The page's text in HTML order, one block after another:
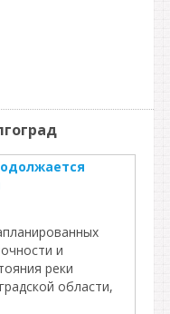
и
реки
области,